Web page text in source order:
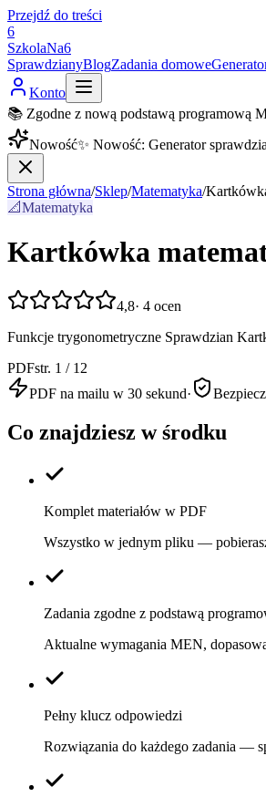
Przejdź do treści
6
SzkolaNa6
SprawdzianyBlogZadania domowe
Konto
📚 Zgodne z nową podstawą programową
Nowość✨ Nowość: Generator
Strona główna/Sklep/Matematyka/
📐Matematyka
Kartkówka
4,8· 4 ocen
Funkcje trygonometryczne Sprawdzian
PDFstr. 1 / 12
PDF na mailu w 30 sekund·
Co znajdziesz w środku
Komplet materiałów w PDF
Wszystko w jednym pliku —
Zadania zgodne z podstawą
Aktualne wymagania MEN,
Pełny klucz odpowiedzi
Rozwiązania do każdego zadania —